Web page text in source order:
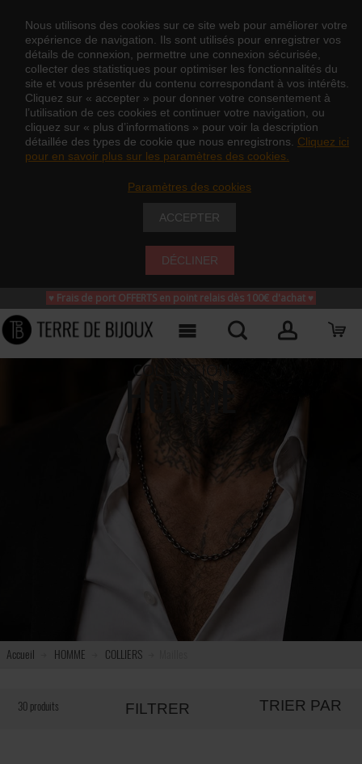
Nous utilisons des cookies sur ce site web pour améliorer votre
expérience de navigation. Ils sont utilisés pour enregistrer vos
détails de connexion, permettre une connexion sécurisée,
collecter des statistiques pour optimiser les fonctionnalités du
site et vous présenter du contenu correspondant à vos intérêts.
Cliquez sur « accepter » pour donner votre consentement à
l’utilisation de ces cookies et continuer votre navigation, ou
cliquez sur « plus d’informations » pour voir la description
détaillée des types de cookie que nous enregistrons. Cliquez ici
pour en savoir plus sur les paramètres des cookies.
Paramètres des cookies
ACCEPTER
DÉCLINER
♥ Frais de port OFFERTS en point relais dès 100€ d'achat ♥
COLLECTION
HOMME
Accueil HOMME COLLIERS
30 produits FILTRER TRIER PAR